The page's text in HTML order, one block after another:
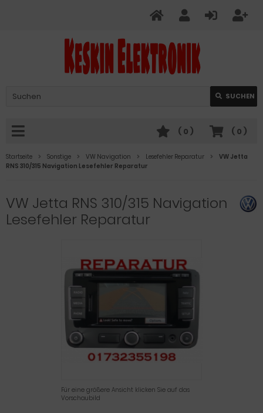
Verwende
die
nach
oben
und
verfügbare
SUCHEN
( 0 )
( 0 )
Startseite Sonstige VW Navigation Lesefehler Reparatur
VW Jetta
RNS 310/315 Navigation Lesefehler Reparatur
VW Jetta RNS 310/315 Navigation
Lesefehler Reparatur
Für eine größere Ansicht klicken Sie auf das
Vorschaubild